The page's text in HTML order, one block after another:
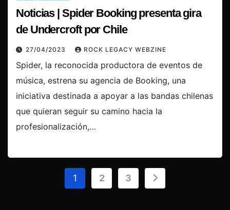
Noticias | Spider Booking presenta gira
de Undercroft por Chile
27/04/2023 ROCK LEGACY WEBZINE
Spider, la reconocida productora de eventos de
música, estrena su agencia de Booking, una
iniciativa destinada a apoyar a las bandas chilenas
que quieran seguir su camino hacia la
profesionalización,…
Paginación
1 2 3